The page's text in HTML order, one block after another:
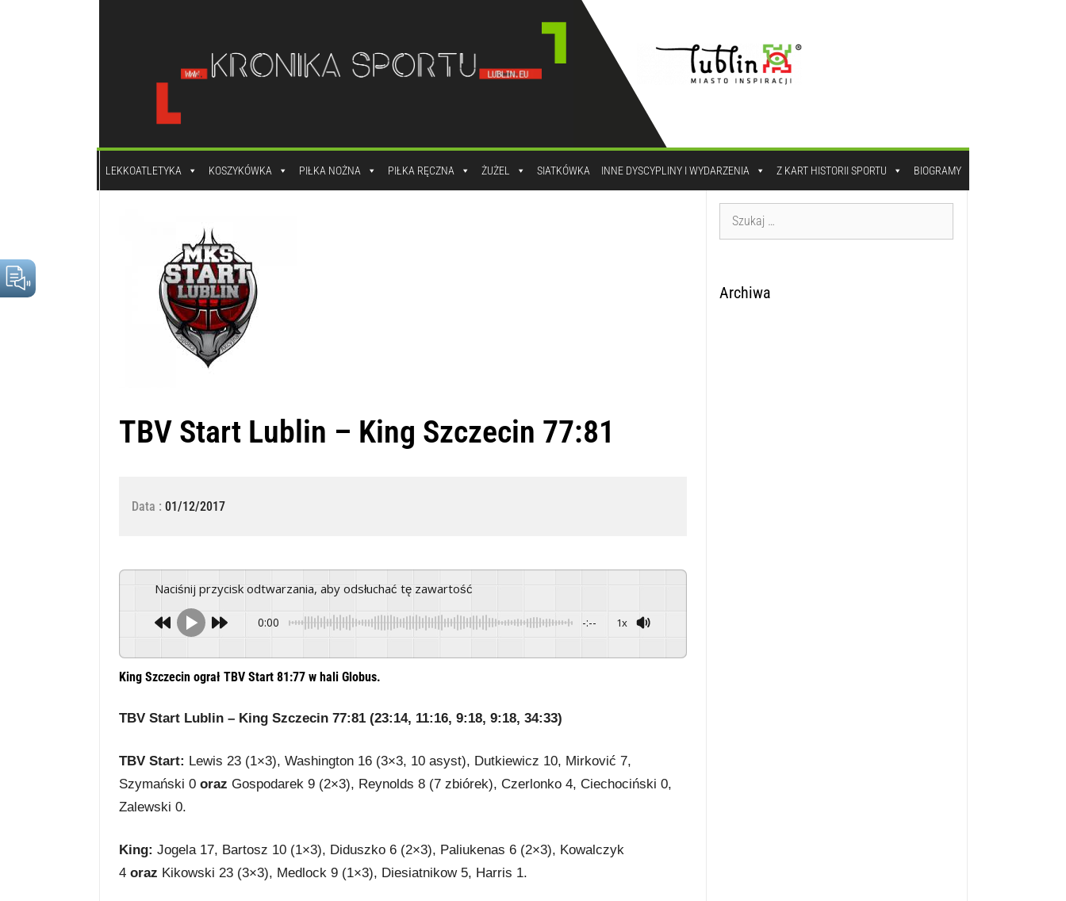
LEKKOATLETYKA KOSZYKÓWKA PIŁKA NOŻNA PIŁKA RĘCZNA ŻUŻEL SIATKÓWKA INNE DYSCYPLINY I WYDARZENIA Z KART HISTORII SPORTU BIOGRAMY
TBV Start Lublin – King Szczecin 77:81
Data : 01/12/2017
Naciśnij przycisk odtwarzania, aby odsłuchać tę zawartość
0:00 -:-- 1x
King Szczecin ograł TBV Start 81:77 w hali Globus.
TBV Start Lublin – King Szczecin 77:81 (23:14, 11:16, 9:18, 9:18, 34:33)
TBV Start: Lewis 23 (1×3), Washington 16 (3×3, 10 asyst), Dutkiewicz 10, Mirković 7,
Szymański 0 oraz Gospodarek 9 (2×3), Reynolds 8 (7 zbiórek), Czerlonko 4, Ciechociński 0,
Zalewski 0.
King: Jogela 17, Bartosz 10 (1×3), Diduszko 6 (2×3), Paliukenas 6 (2×3), Kowalczyk
4 oraz Kikowski 23 (3×3), Medlock 9 (1×3), Diesiatnikow 5, Harris 1.
Archiwa